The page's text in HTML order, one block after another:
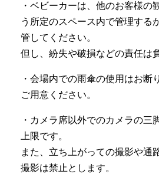
・ベビーカーは、他のお客様の
う所定のスペース内で管理する
管してください。
但し、紛失や破損などの責任は
・会場内での雨傘の使用はお断
ご用意ください。
・カメラ席以外でのカメラの三
上限です。
また、立ち上がっての撮影や通
撮影は禁止とします。